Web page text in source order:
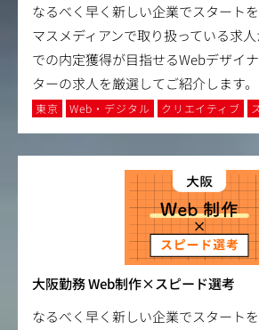
なるべく早く新しい企業でスタートを
マスメディアンで取り扱っている求
での内定獲得が目指せるWebデザイ
ターの求人を厳選してご紹介します。
東京 Web・デジタル クリエイティブ
大阪勤務 Web制作×スピード選考
なるべく早く新しい企業でスタートを